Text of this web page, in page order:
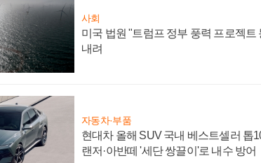
사회
미국 법원 "트럼프 정부 풍력 프로젝트
내려
자동차·부품
현대차 올해 SUV 국내 베스트셀러 톱
랜저·아반떼 '세단 쌍끌이'로 내수 방어